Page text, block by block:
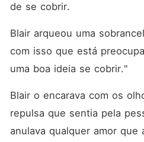
de se cobrir.
Blair arqueou uma
com isso que está
uma boa ideia se cobrir."
Blair o encarava com os
repulsa que sentia pela
anulava qualquer amor que